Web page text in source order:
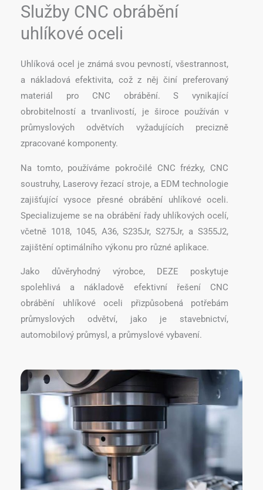
Služby CNC obrábění
uhlíkové oceli
Uhlíková ocel je známá svou pevností, všestrannost,
a nákladová efektivita, což z něj činí preferovaný
materiál pro CNC obrábění. S vynikající
obrobitelností a trvanlivostí, je široce používán v
průmyslových odvětvích vyžadujících precizně
zpracované komponenty.
Na tomto, používáme pokročilé CNC frézky, CNC
soustruhy, Laserovy řezací stroje, a EDM technologie
zajišťující vysoce přesné obrábění uhlíkové oceli.
Specializujeme se na obrábění řady uhlíkových ocelí,
včetně 1018, 1045, A36, S235Jr, S275Jr, a S355J2,
zajištění optimálního výkonu pro různé aplikace.
Jako důvěryhodný výrobce, DEZE poskytuje
spolehlivá a nákladově efektivní řešení CNC
obrábění uhlíkové oceli přizpůsobená potřebám
průmyslových odvětví, jako je stavebnictví,
automobilový průmysl, a průmyslové vybavení.